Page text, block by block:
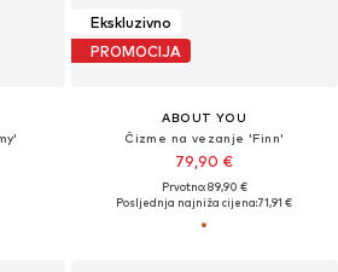
Ekskluzivno
PROMOCIJA
ABOUT YOU
Čizme na vezanje 'Finn'
79,90 €
Prvotno: 89,90 €
Posljednja najniža cijena:71,91 €